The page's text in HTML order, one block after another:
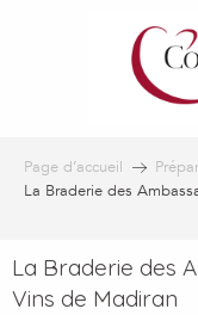
Page d’accueil
La Braderie des
La Braderie des
Vins de Madiran